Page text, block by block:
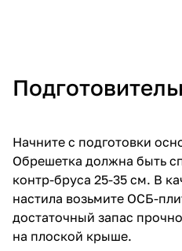
Начните с подготовки
Обрешетка должна быть
контр-бруса 25-35 см. В
настила возьмите ОСБ-
достаточный запас
на плоской крыше.